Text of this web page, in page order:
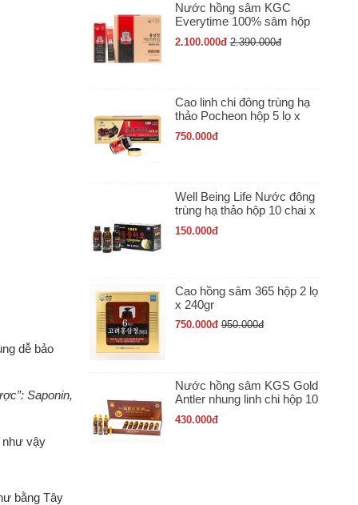
dễ bảo
Saponin,
như vậy
bằng Tây
Nước hồng sâm KGC
Everytime 100% sâm hộp
30 gói x 10ml
2.100.000đ 2.390.000đ
Cao linh chi đông trùng hạ
thảo Pocheon hộp 5 lọ x
50gr
750.000đ
Well Being Life Nước đông
trùng hạ thảo hộp 10 chai x
100ml
150.000đ
Cao hồng sâm 365 hộp 2 lọ
x 240gr
750.000đ 950.000đ
Nước hồng sâm KGS Gold
Antler nhung linh chi hộp 10
ống x 20ml
430.000đ